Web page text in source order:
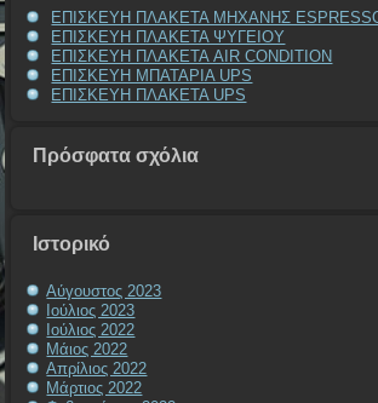
ΕΠΙΣΚΕΥΗ ΠΛΑΚΕΤΑ ΜΗΧΑΝΗΣ
ΕΠΙΣΚΕΥΗ ΠΛΑΚΕΤΑ ΨΥΓΕΙΟΥ
ΕΠΙΣΚΕΥΗ ΠΛΑΚΕΤΑ AIR CONDITION
ΕΠΙΣΚΕΥΗ ΜΠΑΤΑΡΙΑ UPS
ΕΠΙΣΚΕΥΗ ΠΛΑΚΕΤΑ UPS
Πρόσφατα σχόλια
Ιστορικό
Αύγουστος 2023
Ιούλιος 2023
Ιούλιος 2022
Μάιος 2022
Απρίλιος 2022
Μάρτιος 2022